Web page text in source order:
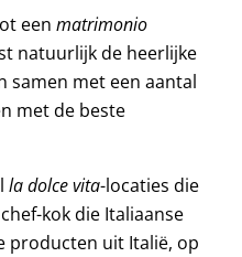
een matrimonio
natuurlijk de heerlijke
samen met een aantal
met de beste
la dolce vita-locaties die
kok die Italiaanse
producten uit Italië, op